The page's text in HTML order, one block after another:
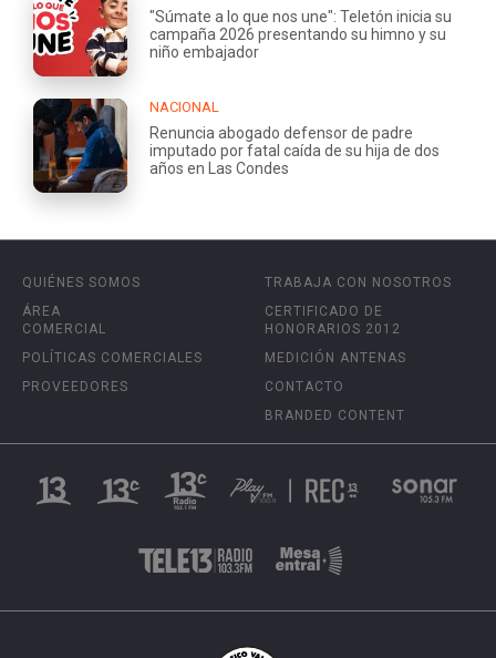
"Súmate a lo que nos une": Teletón inicia su
campaña 2026 presentando su himno y su
niño embajador
NACIONAL
Renuncia abogado defensor de padre
imputado por fatal caída de su hija de dos
años en Las Condes
QUIÉNES SOMOS
ÁREA
COMERCIAL
POLÍTICAS COMERCIALES
PROVEEDORES
TRABAJA CON NOSOTROS
CERTIFICADO DE
HONORARIOS 2012
MEDICIÓN ANTENAS
CONTACTO
BRANDED CONTENT